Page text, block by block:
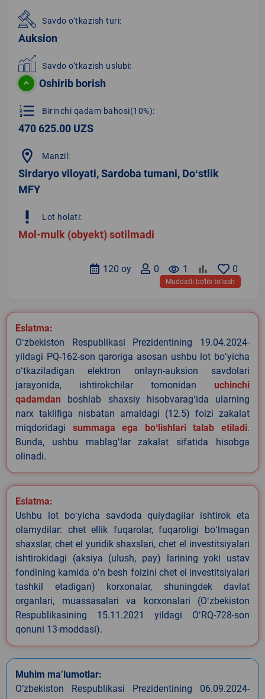
Savdo o‘tkazish turi:
Auksion
Savdo o‘tkazish uslubi:
Oshirib borish
format_list_numbered Birinchi qadam bahosi(10%):
470 625.00 UZS
location_on Manzil:
Sirdaryo viloyati, Sardoba tumani, Doʻstlik
MFY
priority_high Lot holati:
Mol-mulk (obyekt) sotilmadi
0
remove_red_eye 1
0
120 oy
Muddatli bo‘lib to‘lash
Eslatma:
Oʻzbekiston Respublikasi Prezidentining 19.04.2024-
yildagi PQ-162-son qaroriga asosan ushbu lot boʻyicha
oʻtkaziladigan elektron onlayn-auksion savdolari
jarayonida, ishtirokchilar tomonidan uchinchi
qadamdan boshlab shaxsiy hisobvaragʻida ularning
narx taklifiga nisbatan amaldagi (12.5) foizi zakalat
miqdoridagi summaga ega boʻlishlari talab etiladi.
Bunda, ushbu mablagʻlar zakalat sifatida hisobga
olinadi.
Eslatma:
Ushbu lot boʻyicha savdoda quiydagilar ishtirok eta
olamydilar: chet ellik fuqarolar, fuqaroligi boʻlmagan
shaxslar, chet el yuridik shaxslari, chet el investitsiyalari
ishtirokidagi (aksiya (ulush, pay) larining yoki ustav
fondining kamida oʻn besh foizini chet el investitsiyalari
tashkil etadigan) korxonalar, shuningdek davlat
organlari, muassasalari va korxonalari (Oʻzbekiston
Respublikasining 15.11.2021 yildagi OʻRQ-728-son
qonuni 13-moddasi).
Muhim ma’lumotlar:
O‘zbekiston Respublikasi Prezidentining 06.09.2024-